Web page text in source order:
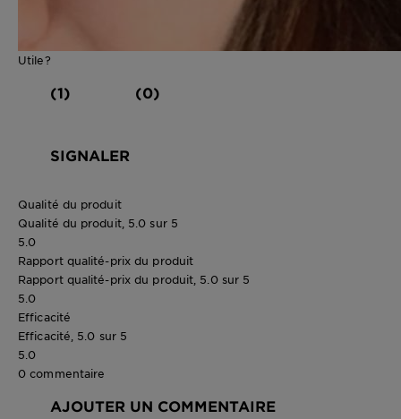
Utile?
(1) (0)
SIGNALER
Qualité du produit
Qualité du produit, 5.0 sur 5
5.0
Rapport qualité-prix du produit
Rapport qualité-prix du produit, 5.0 sur 5
5.0
Efficacité
Efficacité, 5.0 sur 5
5.0
0 commentaire
AJOUTER UN COMMENTAIRE